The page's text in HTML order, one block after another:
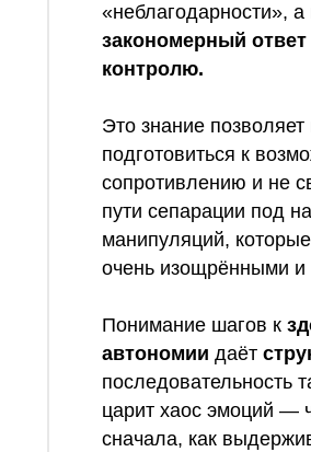
«неблагодарности», а
закономерный ответ
контролю.
Это знание
подготовиться к
сопротивлению и не
пути сепарации под
манипуляций,
очень изощрёнными
Понимание шагов к
автономии даёт
последовательность
царит хаос эмоций —
сначала, как